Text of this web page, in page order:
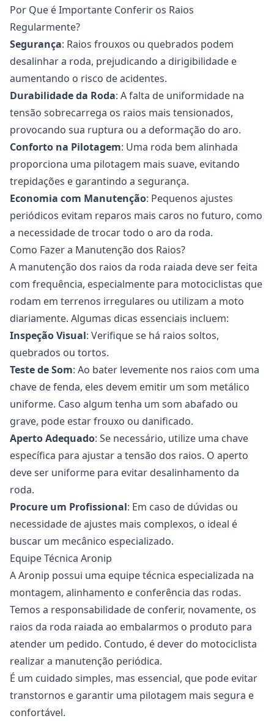
Por Que é Importante Conferir os Raios
Regularmente?
Segurança: Raios frouxos ou quebrados podem
desalinhar a roda, prejudicando a dirigibilidade e
aumentando o risco de acidentes.
Durabilidade da Roda: A falta de uniformidade na
tensão sobrecarrega os raios mais tensionados,
provocando sua ruptura ou a deformação do aro.
Conforto na Pilotagem: Uma roda bem alinhada
proporciona uma pilotagem mais suave, evitando
trepidações e garantindo a segurança.
Economia com Manutenção: Pequenos ajustes
periódicos evitam reparos mais caros no futuro, como
a necessidade de trocar todo o aro da roda.
Como Fazer a Manutenção dos Raios?
A manutenção dos raios da roda raiada deve ser feita
com frequência, especialmente para motociclistas que
rodam em terrenos irregulares ou utilizam a moto
diariamente. Algumas dicas essenciais incluem:
Inspeção Visual: Verifique se há raios soltos,
quebrados ou tortos.
Teste de Som: Ao bater levemente nos raios com uma
chave de fenda, eles devem emitir um som metálico
uniforme. Caso algum tenha um som abafado ou
grave, pode estar frouxo ou danificado.
Aperto Adequado: Se necessário, utilize uma chave
específica para ajustar a tensão dos raios. O aperto
deve ser uniforme para evitar desalinhamento da
roda.
Procure um Profissional: Em caso de dúvidas ou
necessidade de ajustes mais complexos, o ideal é
buscar um mecânico especializado.
Equipe Técnica Aronip
A Aronip possui uma equipe técnica especializada na
montagem, alinhamento e conferência das rodas.
Temos a responsabilidade de conferir, novamente, os
raios da roda raiada ao embalarmos o produto para
atender um pedido. Contudo, é dever do motociclista
realizar a manutenção periódica.
É um cuidado simples, mas essencial, que pode evitar
transtornos e garantir uma pilotagem mais segura e
confortável.